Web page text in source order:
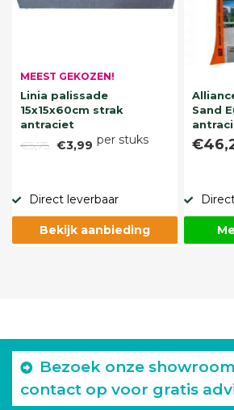
MEEST GEKOZEN!
Linia palissade
15x15x60cm strak
antraciet
€5,75 €3,99 per stuks
Direct leverbaar
Bekijk aanbieding
Sand
Bezoek onze
contact op voor gratis